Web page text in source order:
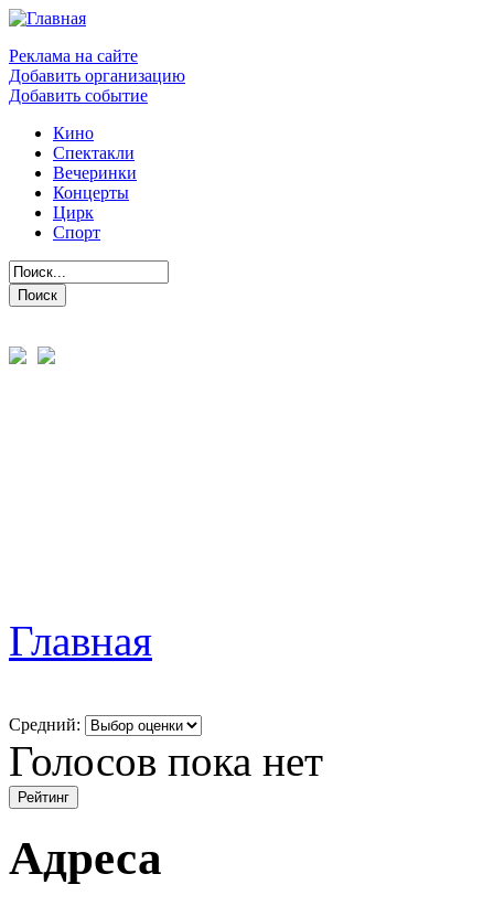
Реклама на сайте
Добавить организацию
Добавить событие
Кино
Спектакли
Вечеринки
Концерты
Цирк
Спорт
Главная
Средний:
Голосов пока нет
Адреса